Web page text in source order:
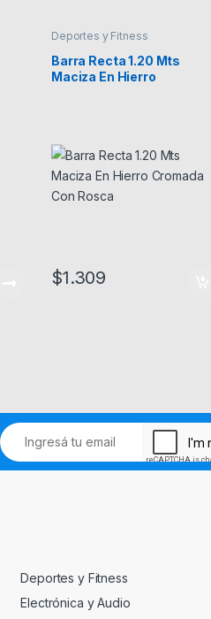
Deportes y Fitness
Barra Recta 1.20 Mts
Maciza En Hierro
$1.309
Deportes y Fitness
Electrónica y Audio